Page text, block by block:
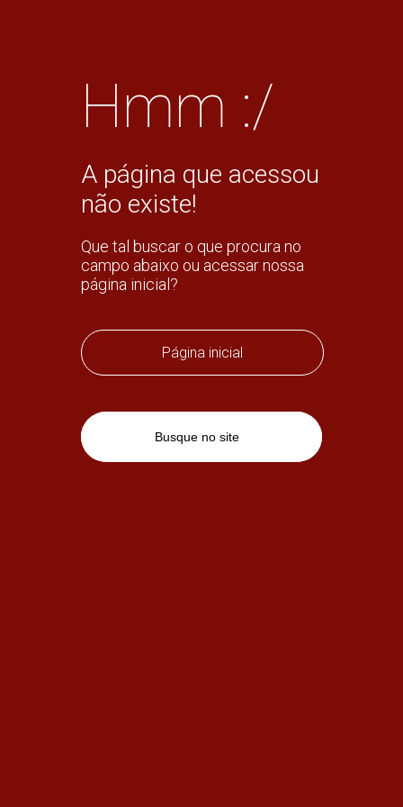
Hmm :/
A página que acessou
não existe!
Que tal buscar o que procura no
campo abaixo ou acessar nossa
página inicial?
Página inicial